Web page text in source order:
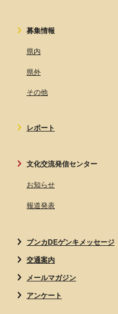
募集情報
県内
県外
その他
レポート
文化交流発信センター
お知らせ
報道発表
ブンカDEゲンキメッセージ
交通案内
メールマガジン
アンケート